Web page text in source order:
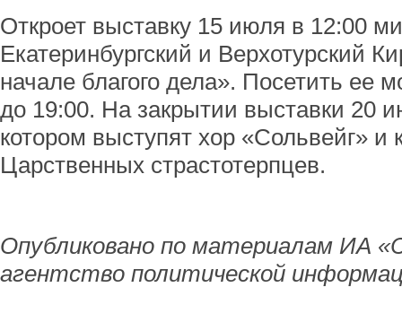
Откроет выставку 15 июля в 12:00
Екатеринбургский и Верхотурский
начале благого дела». Посетить ее
до 19:00. На закрытии выставки 20
котором выступят хор «Сольвейг» и
Царственных страстотерпцев.
Опубликовано по материалам ИА
агентство политической